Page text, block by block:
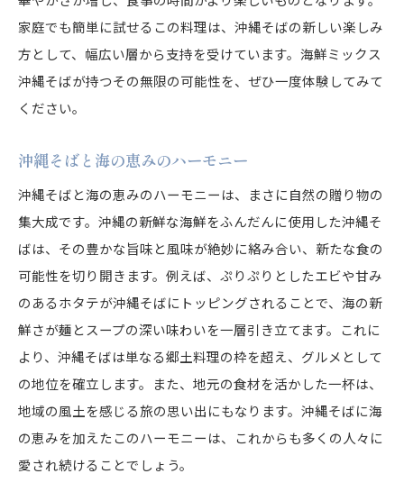
沖縄そばファンに贈る海鮮ミックスの魅力
海鮮ミックスで楽しむ沖縄そばの新提案
沖縄そばが広がる海鮮ミックスの新たな可能性
沖縄そばをさらに楽しむための海鮮ミックス
家庭でも簡単に試せるこの料理は、沖縄そばの新しい楽しみ
方として、幅広い層から支持を受けています。海鮮ミックス
沖縄そばが持つその無限の可能性を、ぜひ一度体験してみて
ください。
沖縄そばと海の恵みのハーモニー
沖縄そばと海の恵みのハーモニーは、まさに自然の贈り物の
集大成です。沖縄の新鮮な海鮮をふんだんに使用した沖縄そ
ばは、その豊かな旨味と風味が絶妙に絡み合い、新たな食の
可能性を切り開きます。例えば、ぷりぷりとしたエビや甘み
のあるホタテが沖縄そばにトッピングされることで、海の新
鮮さが麺とスープの深い味わいを一層引き立てます。これに
より、沖縄そばは単なる郷土料理の枠を超え、グルメとして
の地位を確立します。また、地元の食材を活かした一杯は、
地域の風土を感じる旅の思い出にもなります。沖縄そばに海
の恵みを加えたこのハーモニーは、これからも多くの人々に
愛され続けることでしょう。